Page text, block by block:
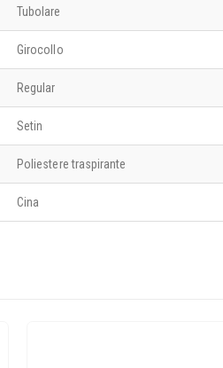
Tubolare
Girocollo
Regular
Setin
Poliestere traspirante
Cina